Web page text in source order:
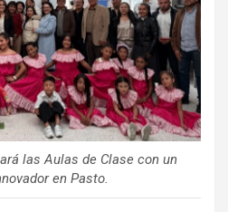
las Aulas de Clase con un
en Pasto.